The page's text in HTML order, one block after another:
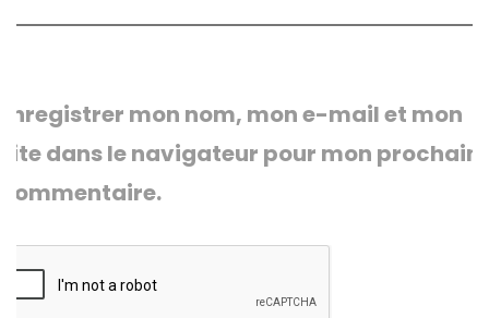
Enregistrer mon nom, mon e-mail et mon
site dans le navigateur pour mon prochain
commentaire.